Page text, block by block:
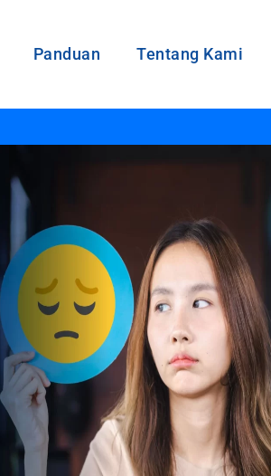
Panduan Tentang Kami